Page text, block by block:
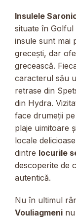
Insulele
situate în Golful
insule sunt mai
grecești, dar
grecească.
caracterul său
retrase din
din Hydra.
face drumeții
plaje uimitoare
locale
dintre locurile
descoperite de
autentică.
Nu în ultimul
Vouliagmeni